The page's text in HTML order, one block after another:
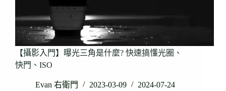
【攝影入門】曝光三角是什麼? 快速搞懂光圈、
快門、ISO
Evan 右衛門 2023-03-09 2024-07-24